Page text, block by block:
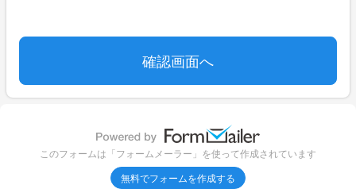
このフォームは「フォームメーラー」を使って作成されています
無料でフォームを作成する